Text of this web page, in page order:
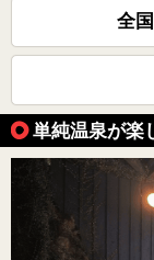
全
単純温泉が楽